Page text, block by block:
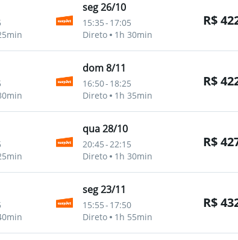
seg 26/10
15:35- 17:05
Direto
1h 30min
R$
dom 8/11
16:50- 18:25
Direto
1h 35min
R$
qua 28/10
20:45-22:15
Direto
1h 30min
R$
seg 23/11
15:55- 17:50
Direto
1h 55min
R$